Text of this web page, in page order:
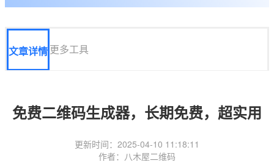
文章详情更多工具
免费二维码生成器，长期免费，超实用
更新时间：2025-04-10 11:18:11
作者：八木屋二维码